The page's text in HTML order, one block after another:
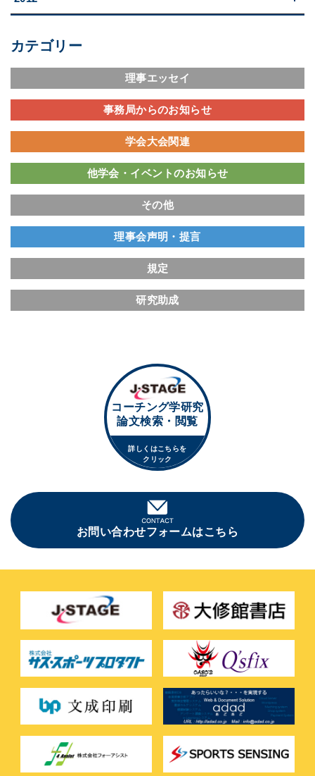
カテゴリー
理事エッセイ
事務局からのお知らせ
学会大会関連
他学会・イベントのお知らせ
その他
理事会声明・提言
規定
研究助成
コーチング学研究
論文検索・閲覧
詳しくはこちらを
クリック
お問い合わせフォームはこちら